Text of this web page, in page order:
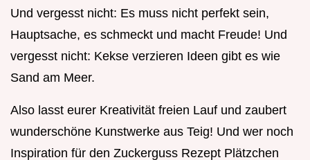
Und vergesst nicht: Es muss nicht perfekt sein,
Hauptsache, es schmeckt und macht Freude! Und
vergesst nicht: Kekse verzieren Ideen gibt es wie
Sand am Meer.
Also lasst eurer Kreativität freien Lauf und zaubert
wunderschöne Kunstwerke aus Teig! Und wer noch
Inspiration für den Zuckerguss Rezept Plätzchen